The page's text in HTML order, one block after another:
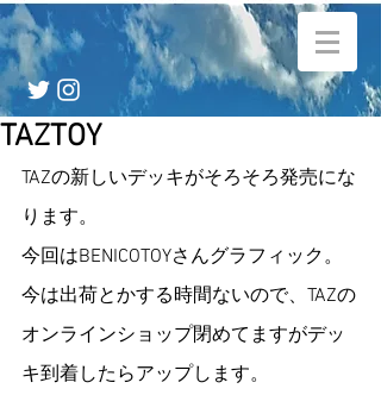
TAZTOY
TAZの新しいデッキがそろそろ発売にな
ります。
今回はBENICOTOYさんグラフィック。
今は出荷とかする時間ないので、TAZの
オンラインショップ閉めてますがデッ
キ到着したらアップします。